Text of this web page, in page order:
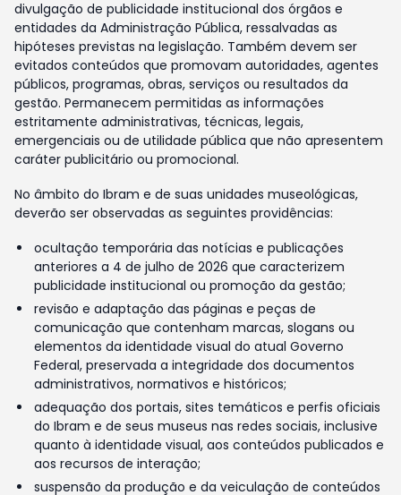
divulgação de publicidade institucional dos órgãos e
entidades da Administração Pública, ressalvadas as
hipóteses previstas na legislação. Também devem ser
evitados conteúdos que promovam autoridades, agentes
públicos, programas, obras, serviços ou resultados da
gestão. Permanecem permitidas as informações
estritamente administrativas, técnicas, legais,
emergenciais ou de utilidade pública que não apresentem
caráter publicitário ou promocional.
No âmbito do Ibram e de suas unidades museológicas,
deverão ser observadas as seguintes providências:
ocultação temporária das notícias e publicações
anteriores a 4 de julho de 2026 que caracterizem
publicidade institucional ou promoção da gestão;
revisão e adaptação das páginas e peças de
comunicação que contenham marcas, slogans ou
elementos da identidade visual do atual Governo
Federal, preservada a integridade dos documentos
administrativos, normativos e históricos;
adequação dos portais, sites temáticos e perfis oficiais
do Ibram e de seus museus nas redes sociais, inclusive
quanto à identidade visual, aos conteúdos publicados e
aos recursos de interação;
suspensão da produção e da veiculação de conteúdos